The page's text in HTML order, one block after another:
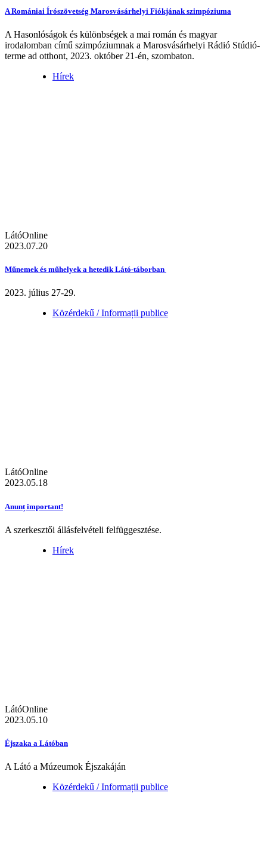
A Romániai Írószövetség Marosvásárhelyi Fiókjának szimpóziuma
A Hasonlóságok és különbségek a mai román és magyar
irodalomban című szimpóziumnak a Marosvásárhelyi Rádió Stúdió-
terme ad otthont, 2023. október 21-én, szombaton.
Hírek
LátóOnline
2023.07.20
Műnemek és műhelyek a hetedik Látó-táborban
2023. július 27-29.
Közérdekű / Informații publice
LátóOnline
2023.05.18
Anunț important!
A szerkesztői állásfelvételi felfüggesztése.
Hírek
LátóOnline
2023.05.10
Éjszaka a Látóban
A Látó a Múzeumok Éjszakáján
Közérdekű / Informații publice